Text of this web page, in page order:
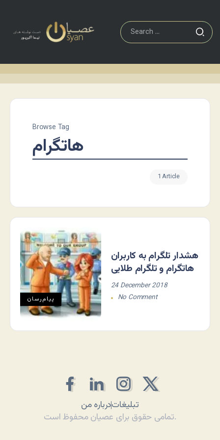
Browse Tag
هاتگرام
1 Article
پیام‌رسان
هشدار تلگرام به کاربران
هاتگرام و تلگرام طلایی
24 December 2018
No Comment
درباره منتبلیغات
تمامی حقوق برای عصیان محفوظ است.